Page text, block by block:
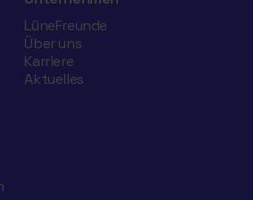
LüneFreunde
Über uns
Karriere
Aktuelles